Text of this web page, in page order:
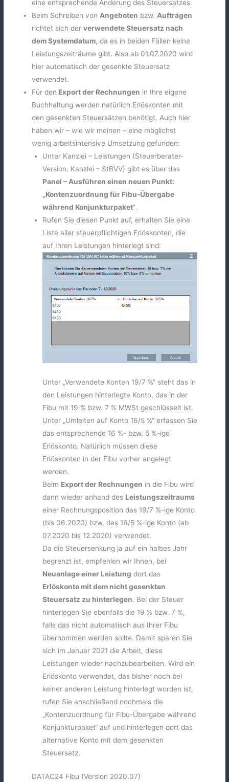
eine entsprechende Änderung des Steuersatzes.
Beim Schreiben von Angeboten bzw. Aufträgen
richtet sich derverwendete Steuersatz nach
dem Systemdatum, da es in beiden Fällen keine
Leistungszeiträume gibt. Also ab 01.07.2020 wird
hier automatisch der gesenkte Steuersatz
verwendet.
Für den Export der Rechnungen in Ihre eigene
Buchhaltung werden natürlich Erlöskonten mit
den gesenkten Steuersätzen benötigt. Auch hier
haben wir – wie wir meinen – eine möglichst
wenig arbeitsintensive Umsetzung gefunden:
Unter Kanzlei – Leistungen (Steuerberater-
Version: Kanzlei – StBVV) gibt es über das
Panel – Ausführen einen neuen Punkt:
„Kontenzuordnung für Fibu-Übergabe
während Konjunkturpaket“.
Rufen Sie diesen Punkt auf, erhalten Sie eine
Liste aller steuerpflichtigen Erlöskonten, die
auf Ihren Leistungen hinterlegt sind:
Unter „Verwendete Konten 19/7 %“ steht das in
den Leistungen hinterlegte Konto, das in der
Fibu mit 19 % bzw. 7 % MWSt geschlüsselt ist.
Unter „Umleiten auf Konto 16/5 %“ erfassen Sie
das entsprechende 16 %- bzw. 5 %-ige
Erlöskonto. Natürlich müssen diese
Erlöskonten in der Fibu vorher angelegt
werden.
Beim Export der Rechnungen in die Fibu wird
dann wieder anhand des Leistungszeitraums
einer Rechnungsposition das 19/7 %-ige Konto
(bis 06.2020) bzw. das 16/5 %-ige Konto (ab
07.2020 bis 12.2020) verwendet.
Da die Steuersenkung ja auf ein halbes Jahr
begrenzt ist, empfehlen wir Ihnen, bei
Neuanlage einer Leistung dort das
Erlöskonto mit dem nicht gesenkten
Steuersatz zu hinterlegen. Bei der Steuer
hinterlegen Sie ebenfalls die 19 % bzw. 7 %,
falls das nicht automatisch aus Ihrer Fibu
übernommen werden sollte. Damit sparen Sie
sich im Januar 2021 die Arbeit, diese
Leistungen wieder nachzubearbeiten. Wird ein
Erlöskonto verwendet, das bisher noch bei
keiner anderen Leistung hinterlegt worden ist,
rufen Sie anschließend nochmals die
„Kontenzuordnung für Fibu-Übergabe während
Konjunkturpaket“ auf und hinterlegen dort das
alternative Konto mit dem gesenkten
Steuersatz.
DATAC24 Fibu (Version 2020.07)